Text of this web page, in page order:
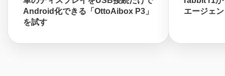
Android化できる「OttoAibox P3」
を試す
エージェ